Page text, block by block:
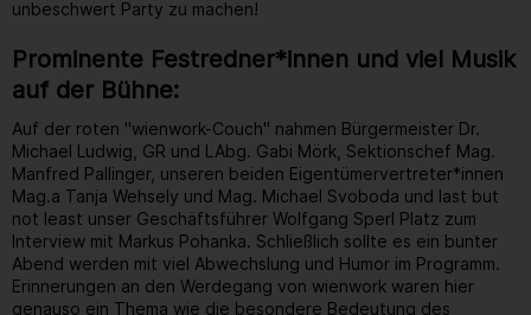
unbeschwert Party zu machen!
Prominente Festredner*innen und viel Musik
auf der Bühne:
Auf der roten "wienwork-Couch" nahmen Bürgermeister Dr.
Michael Ludwig, GR und LAbg. Gabi Mörk, Sektionschef Mag.
Manfred Pallinger, unseren beiden Eigentümervertreter*innen
Mag.a Tanja Wehsely und Mag. Michael Svoboda und last but
not least unser Geschäftsführer Wolfgang Sperl Platz zum
Interview mit Markus Pohanka. Schließlich sollte es ein bunter
Abend werden mit viel Abwechslung und Humor im Programm.
Erinnerungen an den Werdegang von wienwork waren hier
genauso ein Thema wie die besondere Bedeutung des